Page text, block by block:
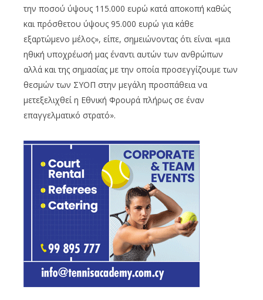
την ποσού ύψους 115.000 ευρώ κατά αποκοπή καθώς
και πρόσθετου ύψους 95.000 ευρώ για κάθε
εξαρτώμενο μέλος», είπε, σημειώνοντας ότι είναι «μια
ηθική υποχρέωσή μας έναντι αυτών των ανθρώπων
αλλά και της σημασίας με την οποία προσεγγίζουμε των
θεσμών των ΣΥΟΠ στην μεγάλη προσπάθεια να
μετεξελιχθεί η Εθνική Φρουρά πλήρως σε έναν
επαγγελματικό στρατό».